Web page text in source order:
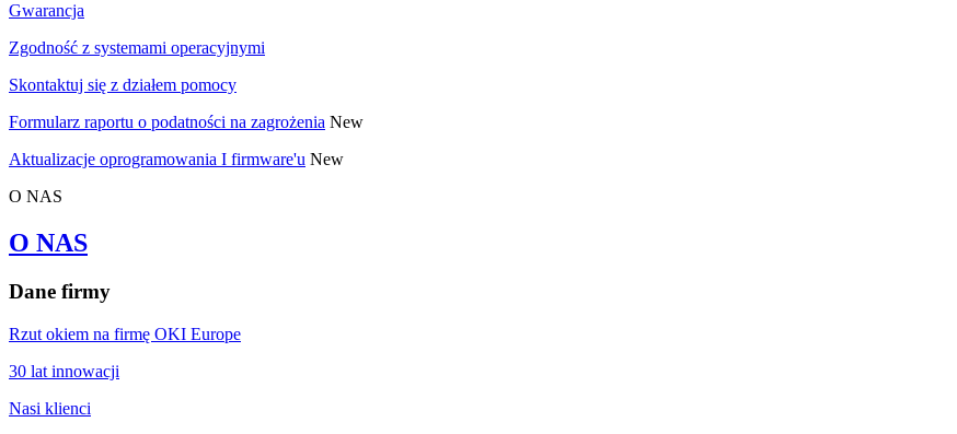
Gwarancja
Zgodność z systemami operacyjnymi
Skontaktuj się z działem pomocy
Formularz raportu o podatności na zagrożenia New
Aktualizacje oprogramowania I firmware'u New
O NAS
O NAS
Dane firmy
Rzut okiem na firmę OKI Europe
30 lat innowacji
Nasi klienci